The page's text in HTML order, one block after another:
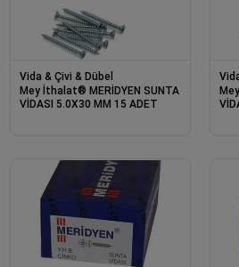
Vida & Çivi & Dübel
Mey İthalat® MERİDYEN SUNTA
VİDASI 5.0X30 MM 15 ADET